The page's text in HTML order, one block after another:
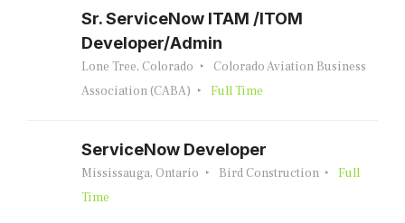
Sr. ServiceNow ITAM /ITOM
Developer/Admin
Lone Tree, Colorado
Colorado Aviation Business
Association (CABA)
Full Time
ServiceNow Developer
Mississauga, Ontario Bird Construction
Full
Time